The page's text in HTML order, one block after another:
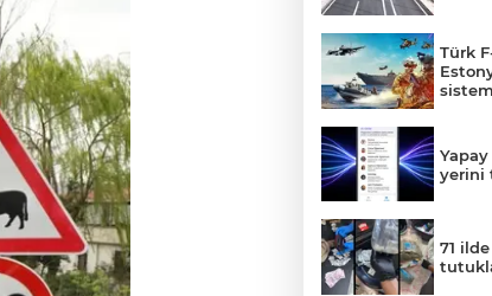
Türk
yerini
71